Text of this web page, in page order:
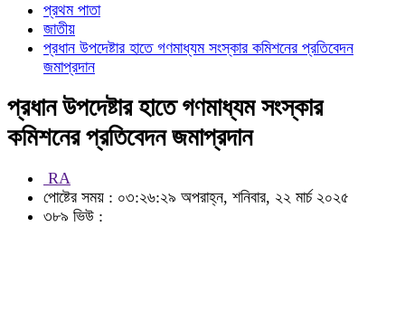
প্রথম পাতা
জাতীয়
প্রধান উপদেষ্টার হাতে গণমাধ্যম সংস্কার কমিশনের প্রতিবেদন
জমাপ্রদান
প্রধান উপদেষ্টার হাতে গণমাধ্যম সংস্কার
কমিশনের প্রতিবেদন জমাপ্রদান
RA
পোষ্টের সময় : ০৩:২৬:২৯ অপরাহ্ন, শনিবার, ২২ মার্চ ২০২৫
৩৮৯ ভিউ :